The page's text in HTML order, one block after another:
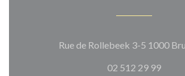
Rue de Rollebeek 3-5 1000
02 512 29 99